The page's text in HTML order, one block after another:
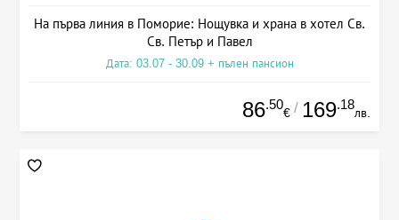
На първа линия в Поморие: Нощувка и храна в хотел Св.
Св. Петър и Павел
Дата: 03.07 - 30.09 + пълен пансион
86.50
€ / 169.18
лв.